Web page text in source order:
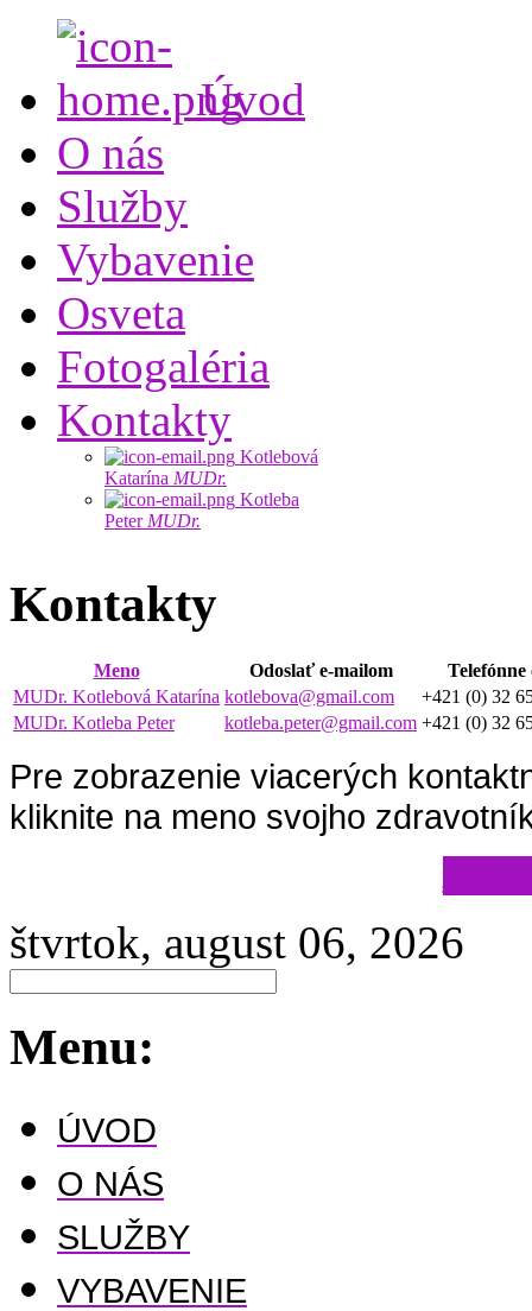
Úvod
O nás
Služby
Vybavenie
Osveta
Fotogaléria
Kontakty
Kotlebová
Katarína MUDr.
Kotleba
Peter MUDr.
Kontakty
Meno Odoslať e-mailom
Telefónne
MUDr. Kotlebová Katarína kotlebova@gmail.com
+421 (0) 32
MUDr. Kotleba Peter
kotleba.peter@gmail.com +421 (0) 32
Pre zobrazenie viacerých
kliknite na meno svojho
štvrtok, august 06, 2026
Menu:
ÚVOD
O NÁS
SLUŽBY
VYBAVENIE